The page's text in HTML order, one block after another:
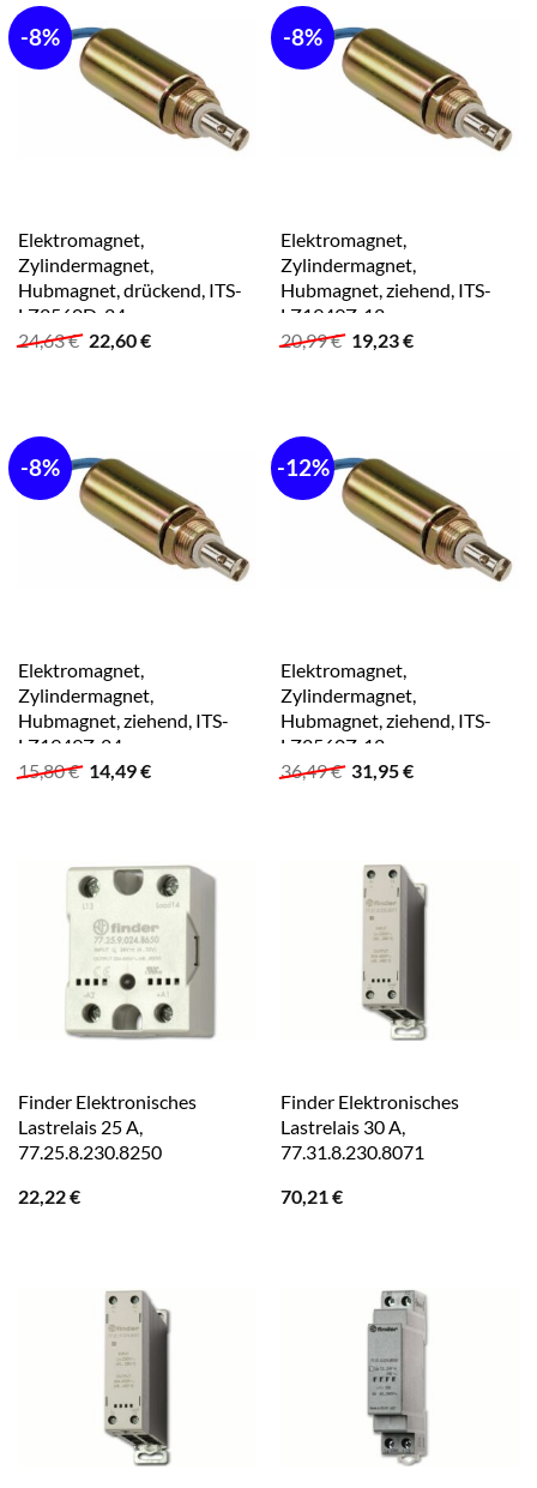
-8%
Elektromagnet,
Zylindermagnet,
Hubmagnet, drückend, ITS-
LZ2560D-24
24,63€ Ursprünglicher
Preis
22,60€Aktueller
-8%
Elektromagnet,
Zylindermagnet,
Hubmagnet, ziehend, ITS-
LZ1949Z-12
20,99€ Ursprünglicher
Preis
19,23€Aktueller
-8%
Elektromagnet,
Zylindermagnet,
Hubmagnet, ziehend, ITS-
LZ1949Z-24
15,80€ Ursprünglicher
Preis
14,49€Aktueller
-12%
Elektromagnet,
Zylindermagnet,
Hubmagnet, ziehend, ITS-
LZ2560Z-12
36,49€ Ursprünglicher
Preis
31,95€Aktueller
Finder Elektronisches
Lastrelais 25 A,
77.25.8.230.8250
22,22€
Finder Elektronisches
Lastrelais 30 A,
77.31.8.230.8071
70,21€